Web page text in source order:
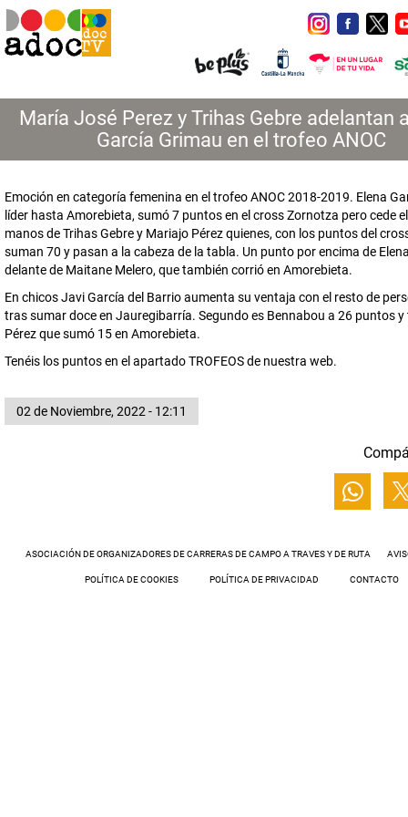
María José Perez y Trihas Gebre adelantan
García Grimau en el trofeo ANOC
Emoción en categoría femenina en el trofeo ANOC 2018-2019. Elena
líder hasta Amorebieta, sumó 7 puntos en el cross Zornotza pero cede
manos de Trihas Gebre y Mariajo Pérez quienes, con los puntos del
suman 70 y pasan a la cabeza de la tabla. Un punto por encima de
delante de Maitane Melero, que también corrió en Amorebieta.
En chicos Javi García del Barrio aumenta su ventaja con el resto de
tras sumar doce en Jauregibarría. Segundo es Bennabou a 26 puntos y
Pérez que sumó 15 en Amorebieta.
Tenéis los puntos en el apartado TROFEOS de nuestra web.
02 de Noviembre, 2022 - 12:11
ASOCIACIÓN DE ORGANIZADORES DE CARRERAS DE CAMPO A TRAVES Y DE RUTA
POLÍTICA DE COOKIES POLÍTICA DE PRIVACIDAD CONTACTO